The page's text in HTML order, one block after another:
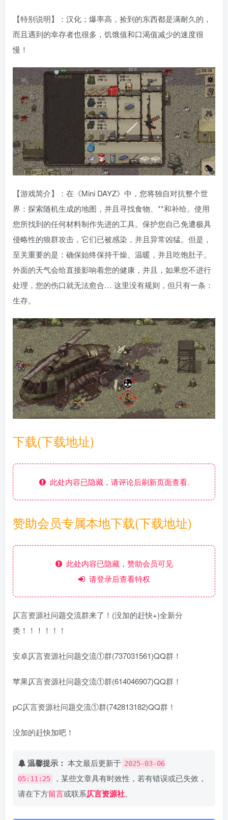
【特别说明】：汉化；爆率高，捡到的东西都是满耐久的，
而且遇到的幸存者也很多，饥饿值和口渴值减少的速度很
慢！
【游戏简介】：在《Mini DAYZ》中，您将独自对抗整个世
界：探索随机生成的地图，并且寻找食物、**和补给。使用
您所找到的任何材料制作先进的工具。保护您自己免遭极具
侵略性的狼群攻击，它们已被感染，并且异常凶猛。但是，
至关重要的是：确保始终保持干燥、温暖，并且吃饱肚子。
外面的天气会给直接影响着您的健康，并且，如果您不进行
处理，您的伤口就无法愈合… 这里没有规则，但只有一条：
生存。
下载(下载地址)
此处内容已隐藏，请评论后刷新页面查看.
赞助会员专属本地下载(下载地址)
此处内容已隐藏，赞助会员可见
请登录后查看特权
仄言资源社问题交流群来了！(没加的赶快+)全新分
类！！！！！！
安卓仄言资源社问题交流①群(737031561)QQ群！
苹果仄言资源社问题交流①群(614046907)QQ群！
pC仄言资源社问题交流①群(742813182)QQ群！
没加的赶快加吧！
温馨提示： 本文最后更新于 2025-03-06
05:11:25
，某些文章具有时效性，若有错误或已失效，
请在下方留言或联系仄言资源社。